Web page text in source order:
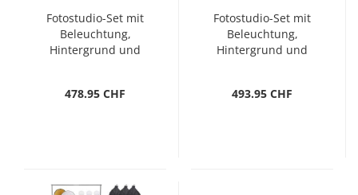
Fotostudio-Set mit
Beleuchtung,
Hintergrund und
478.95 CHF
Fotostudio-Set mit
Beleuchtung,
Hintergrund und
493.95 CHF